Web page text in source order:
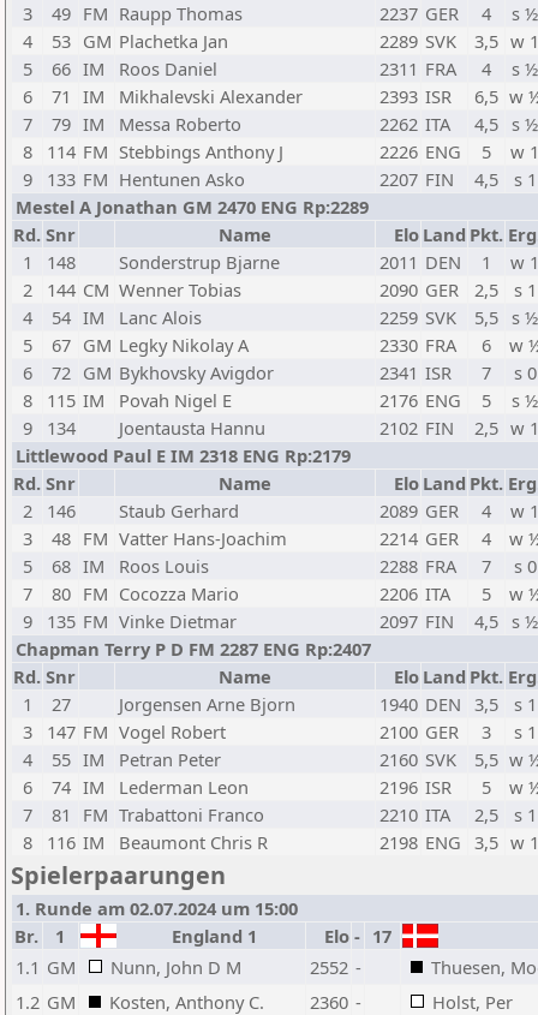
3
49 FM Raupp Thomas 2237 GER 4
s ½
4
53 GM Plachetka Jan 2289 SVK 3,5 w
5
66 IM Roos Daniel 2311 FRA 4
s ½
6
71 IM Mikhalevski Alexander 2393 ISR 6,5 w
7
79 IM Messa Roberto 2262 ITA 4,5 s ½
8
114 FM Stebbings Anthony J 2226 ENG 5
w
9
133 FM Hentunen Asko 2207 FIN 4,5
s 1
Mestel A Jonathan GM 2470 ENG Rp:2289
Rd. Snr Name Elo Land Pkt.
1
148 Sonderstrup Bjarne 2011 DEN 1
w
2
144 CM Wenner Tobias 2090 GER 2,5
s 1
4
54 IM Lanc Alois 2259 SVK 5,5 s ½
5
67 GM Legky Nikolay A 2330 FRA 6
w
6
72 GM Bykhovsky Avigdor 2341 ISR 7
s 0
8
115 IM Povah Nigel E 2176 ENG 5
s ½
9
134 Joentausta Hannu 2102 FIN 2,5 w
Littlewood Paul E IM 2318 ENG Rp:2179
Rd. Snr Name Elo Land Pkt.
2
146 Staub Gerhard 2089 GER 4
w
3
48 FM Vatter Hans-Joachim 2214 GER 4
w
5
68 IM Roos Louis 2288 FRA 7
s 0
7
80 FM Cocozza Mario 2206 ITA 5
w
9
135 FM Vinke Dietmar 2097 FIN 4,5 s ½
Chapman Terry P D FM 2287 ENG Rp:2407
Rd. Snr Name Elo Land Pkt.
1
27 Jorgensen Arne Bjorn 1940 DEN 3,5
s 1
3
147 FM Vogel Robert 2100 GER 3
s 1
4
55 IM Petran Peter 2160 SVK 5,5 w
6
74 IM Lederman Leon 2196 ISR 5
w
7
81 FM Trabattoni Franco 2210 ITA 2,5
s 1
8
116 IM Beaumont Chris R 2198 ENG 3,5 w
Spielerpaarungen
1. Runde am 02.07.2024 um 15:00
Br.
1 England 1 Elo - 17
1.1 GM Nunn, John D M 2552 -
Thuesen,
1.2 GM Kosten, Anthony C. 2360 -
Holst, Per